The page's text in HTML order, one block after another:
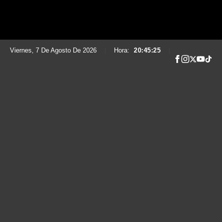
Viernes, 7 De Agosto De 2026 Hora: 20:45:26